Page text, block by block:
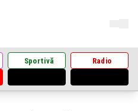
Sportivă Radio